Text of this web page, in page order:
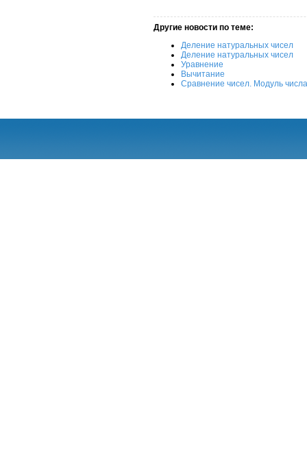
Другие новости по теме:
Деление натуральных чисел
Деление натуральных чисел
Уравнение
Вычитание
Сравнение чисел. Модуль числа